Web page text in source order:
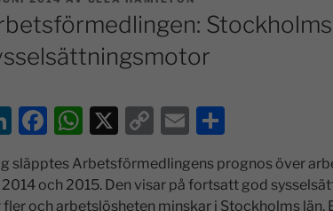
Li
n
k
F
c
W
h
at
X
C
o
p
E
ai
D
a
släpptes Arbetsförmedlingens prognos över
2014 och 2015. Den visar på fortsatt god
fler och arbetslösheten minskar i Stockholms län.